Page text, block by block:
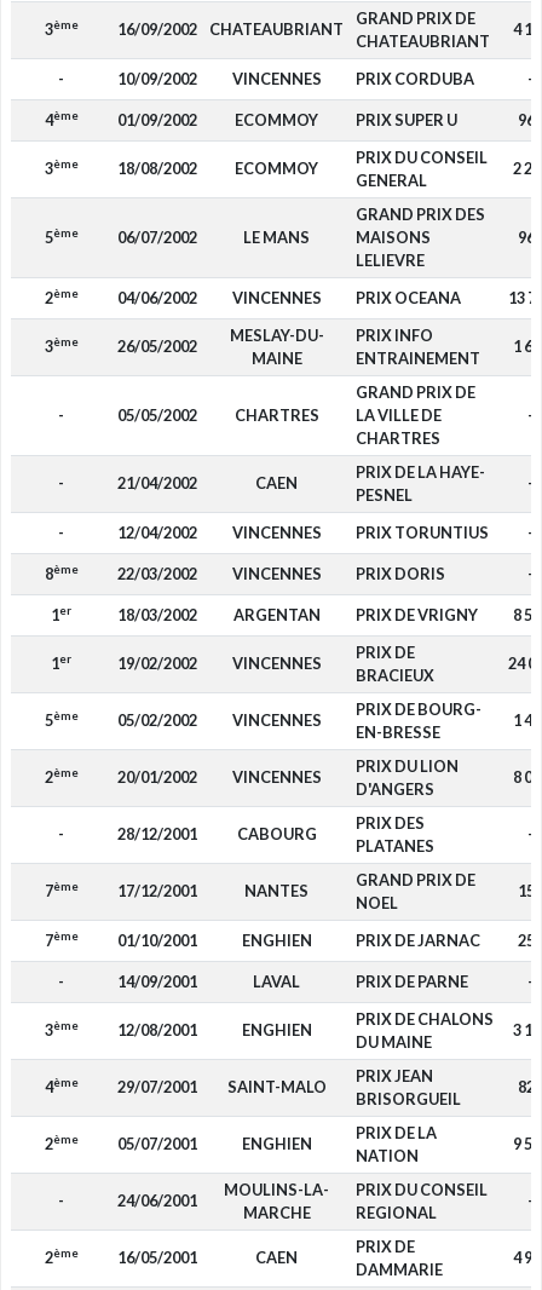
3ème 16/09/2002 CHATEAUBRIANT
GRAND PRIX DE
CHATEAUBRIANT
4
- 10/09/2002 VINCENNES PRIX CORDUBA -
4ème 01/09/2002 ECOMMOY PRIX SUPER U 960
3ème 18/08/2002 ECOMMOY
PRIX DU CONSEIL
GENERAL
2
5ème 06/07/2002 LE MANS
GRAND PRIX DES
MAISONS
LELIEVRE
960
2ème 04/06/2002 VINCENNES PRIX OCEANA 13
3ème 26/05/2002
MESLAY-DU-
MAINE
PRIX INFO
ENTRAINEMENT
1
- 05/05/2002 CHARTRES
GRAND PRIX DE
LA VILLE DE
CHARTRES
-
- 21/04/2002 CAEN
PRIX DE LA HAYE-
PESNEL
-
- 12/04/2002 VINCENNES PRIX TORUNTIUS -
8ème 22/03/2002 VINCENNES PRIX DORIS -
1er 18/03/2002 ARGENTAN PRIX DE VRIGNY 8
1er 19/02/2002 VINCENNES
PRIX DE
BRACIEUX
24
5ème 05/02/2002 VINCENNES
PRIX DE BOURG-
EN-BRESSE
1
2ème 20/01/2002 VINCENNES
PRIX DU LION
D'ANGERS
8
- 28/12/2001 CABOURG
PRIX DES
PLATANES
-
7ème 17/12/2001 NANTES
GRAND PRIX DE
NOEL
152
7ème 01/10/2001 ENGHIEN PRIX DE JARNAC 259
- 14/09/2001 LAVAL PRIX DE PARNE -
3ème 12/08/2001 ENGHIEN
PRIX DE CHALONS
DU MAINE
3
4ème 29/07/2001 SAINT-MALO
PRIX JEAN
BRISORGUEIL
823
2ème 05/07/2001 ENGHIEN
PRIX DE LA
NATION
9
- 24/06/2001
MOULINS-LA-
MARCHE
PRIX DU CONSEIL
REGIONAL
-
2ème 16/05/2001 CAEN
PRIX DE
DAMMARIE
4